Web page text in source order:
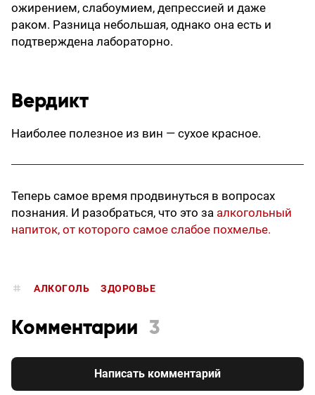
ожирением, слабоумием, депрессией и даже
раком. Разница небольшая, однако она есть и
подтверждена лабораторно.
Вердикт
Наиболее полезное из вин — сухое красное.
Теперь самое время продвинуться в вопросах
познания. И разобраться, что это за алкогольный
напиток, от которого самое слабое похмелье.
АЛКОГОЛЬ ЗДОРОВЬЕ
Комментарии 3
Написать комментарий